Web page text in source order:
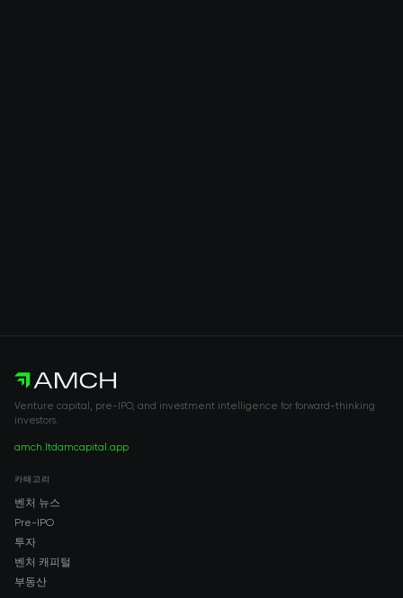
Venture capital, pre-IPO, and investment intelligence for forward-thinking
investors.
amch.ltdamcapital.app
카테고리
벤처 뉴스
Pre-IPO
투자
벤처 캐피털
부동산